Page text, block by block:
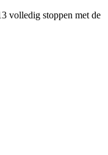
volledig stoppen met de